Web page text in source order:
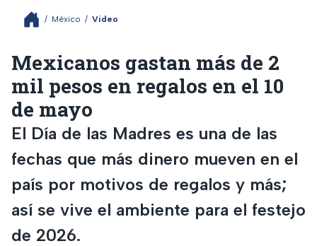
/ México / Video
Mexicanos gastan más de 2
mil pesos en regalos en el 10
de mayo
El Día de las Madres es una de las
fechas que más dinero mueven en el
país por motivos de regalos y más;
así se vive el ambiente para el festejo
de 2026.